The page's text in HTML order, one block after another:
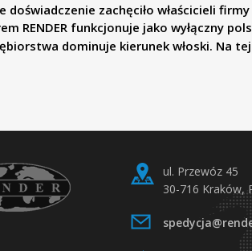
doświadczenie zachęciło właścicieli
RENDER funkcjonuje jako wyłączny
dominuje kierunek włoski. Na
ul. Przewóz 45
30-716 Kraków,